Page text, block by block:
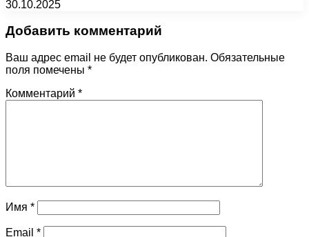
30.10.2025
Добавить комментарий
Ваш адрес email не будет опубликован. Обязательные
поля помечены *
Комментарий *
Имя *
Email *